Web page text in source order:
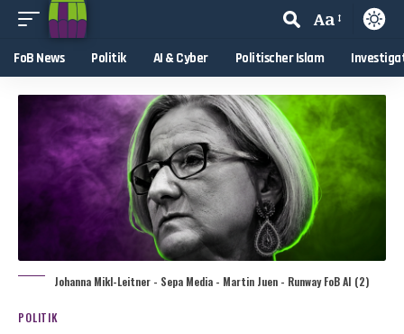
Aa
FoB News Politik AI & Cyber Politischer Islam
Johanna Mikl-Leitner - Sepa Media - Martin Juen - Runway FoB AI (2)
POLITIK